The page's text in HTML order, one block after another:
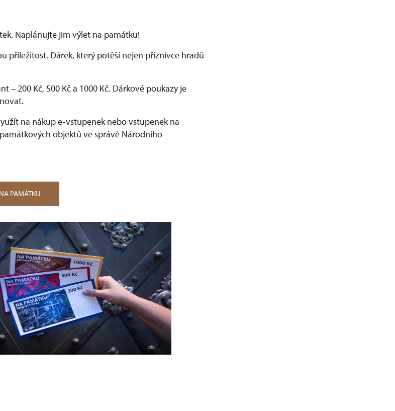
Naplánujte jim výlet na památku!
příležitost. Dárek, který potěší nejen příznivce hradů
–⁠ 200 Kč, 500 Kč a 1000 Kč. Dárkové poukazy je
na nákup e-vstupenek nebo vstupenek na
objektů ve správě Národního
PAMÁTKU